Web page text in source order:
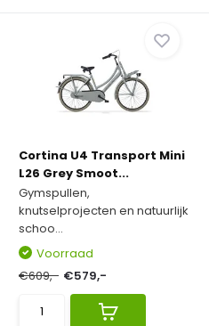
Cortina U4 Transport Mini
L26 Grey Smoot...
Gymspullen,
knutselprojecten en natuurlijk
schoo...
Voorraad
€609,- €579,-